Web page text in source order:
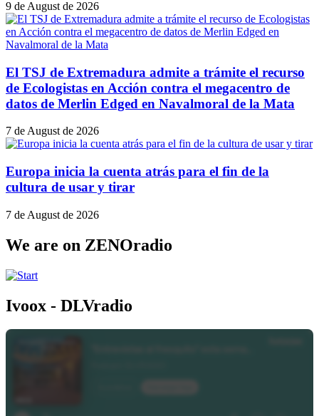
9 de August de 2026
El TSJ de Extremadura admite a trámite el recurso
de Ecologistas en Acción contra el megacentro de
datos de Merlin Edged en Navalmoral de la Mata
7 de August de 2026
Europa inicia la cuenta atrás para el fin de la
cultura de usar y tirar
7 de August de 2026
We are on ZENOradio
Ivoox - DLVradio